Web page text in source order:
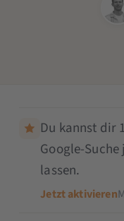
Du kannst dir
Google-
lassen.
Jetzt aktivieren